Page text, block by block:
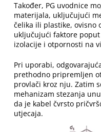
Također, PG uvodnice
materijala, uključujući
čelika ili plastike, ovisno
uključujući faktore
izolacije i otpornosti na
Pri uporabi,
prethodno pripremljen
provlači kroz nju. Zatim
mehanizam stezanja
da je kabel čvrsto
utjecaja.